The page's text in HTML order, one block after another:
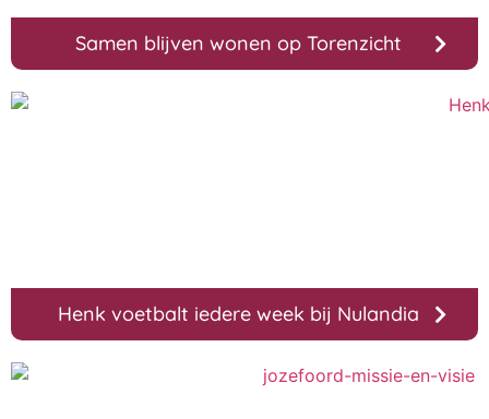
Samen blijven wonen op Torenzicht
Henk voetbalt iedere week bij Nulandia